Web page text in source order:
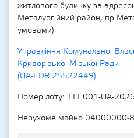
житлового будинку за
Металургійний район,
умовами)
Управління Комунальної
Криворізької Міської Ради
(UA-EDR 25522449)
Номер лоту
LLE001-UA-
Нерухоме майно 04000000-8